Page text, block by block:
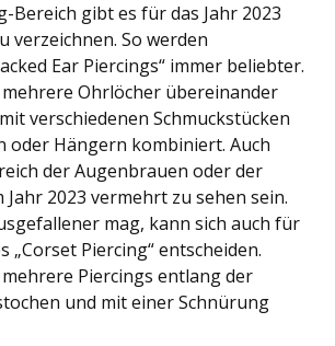
Bereich gibt es für das Jahr 2023
verzeichnen. So werden
Ear Piercings“ immer beliebter.
Ohrlöcher übereinander
verschiedenen Schmuckstücken
oder Hängern kombiniert. Auch
der Augenbrauen oder der
Jahr 2023 vermehrt zu sehen sein.
mag, kann sich auch für
„Corset Piercing“ entscheiden.
Piercings entlang der
und mit einer Schnürung